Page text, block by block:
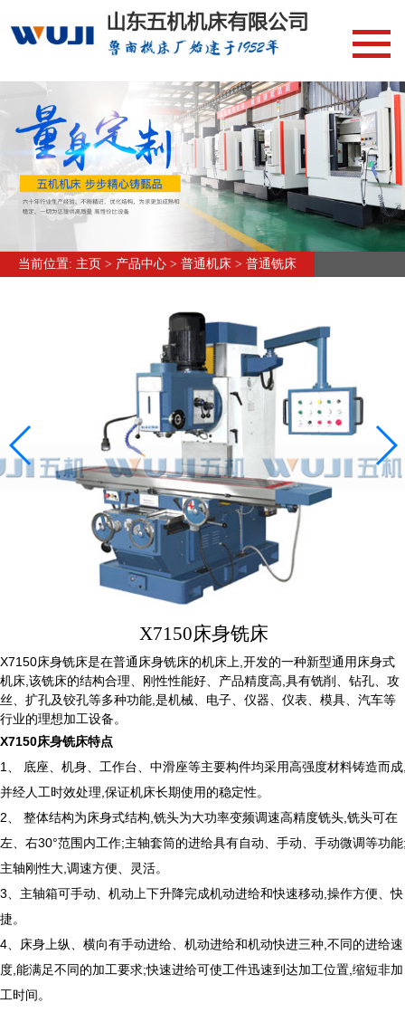
网站首页
新闻中心
加工中心编程/操作
行业资讯
常见问答
加工中心
摇臂钻床
立式钻床
金属带锯床
钻铣床
关于我们
联系我们
当前位置: 主页 > 产品中心 > 普通机床 > 普通铣床
X7150床身铣床
X7150床身铣床是在普通床身铣床的机床上,开发的一种新型通用床身式
机床,该铣床的结构合理、刚性性能好、产品精度高,具有铣削、钻孔、攻
丝、扩孔及铰孔等多种功能,是机械、电子、仪器、仪表、模具、汽车等
行业的理想加工设备。
X7150床身铣床特点
1、 底座、机身、工作台、中滑座等主要构件均采用高强度材料铸造而
并经人工时效处理,保证机床长期使用的稳定性。
2、 整体结构为床身式结构,铣头为大功率变频调速高精度铣头,铣头可在
左、右30°范围内工作;主轴套筒的进给具有自动、手动、手动微调等功
主轴刚性大,调速方便、灵活。
3、主轴箱可手动、机动上下升降完成机动进给和快速移动,操作方便、快
捷。
4、床身上纵、横向有手动进给、机动进给和机动快进三种,不同的进给速
度,能满足不同的加工要求;快速进给可使工件迅速到达加工位置,缩短非加
工时间。